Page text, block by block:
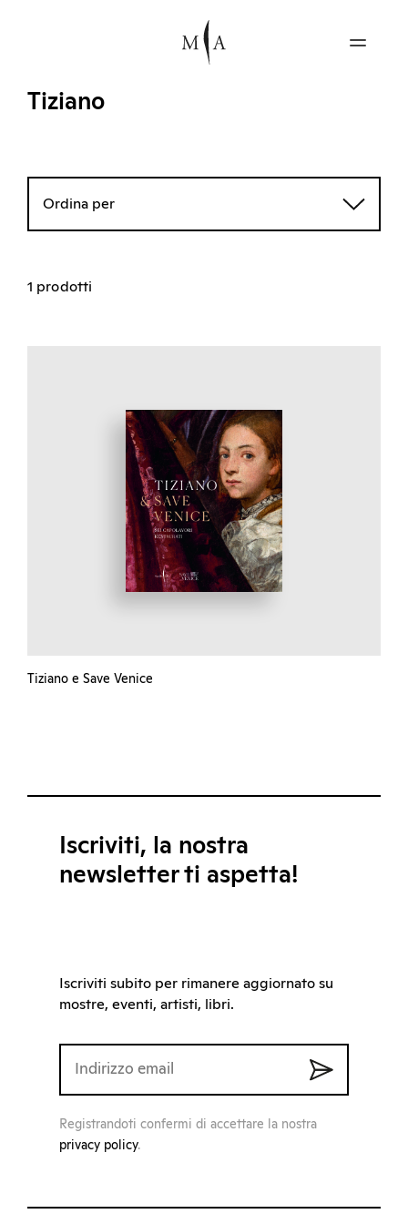
Tiziano
Ordina per
1 prodotti
Tiziano e Save Venice
Iscriviti, la nostra
newsletter ti aspetta!
Iscriviti subito per rimanere aggiornato su
mostre, eventi, artisti, libri.
Registrandoti confermi di accettare la nostra
privacy policy.